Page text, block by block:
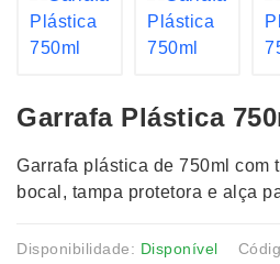
Garrafa Plástica
Garrafa plástica de 750ml com
bocal, tampa protetora e alça
Disponibilidade: Disponível